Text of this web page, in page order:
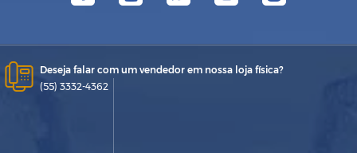
Deseja falar com um vendedor em nossa loja física?
(55) 3332-4362